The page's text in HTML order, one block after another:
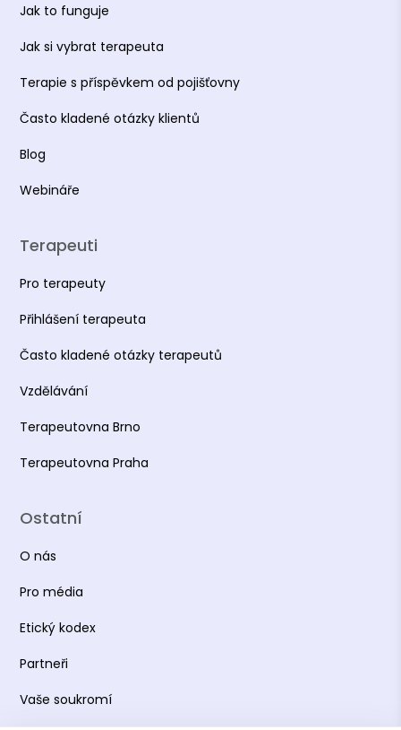
Jak to funguje
Jak si vybrat terapeuta
Terapie s příspěvkem od pojišťovny
Často kladené otázky klientů
Blog
Webináře
Terapeuti
Pro terapeuty
Přihlášení terapeuta
Často kladené otázky terapeutů
Vzdělávání
Terapeutovna Brno
Terapeutovna Praha
Ostatní
O nás
Pro média
Etický kodex
Partneři
Vaše soukromí